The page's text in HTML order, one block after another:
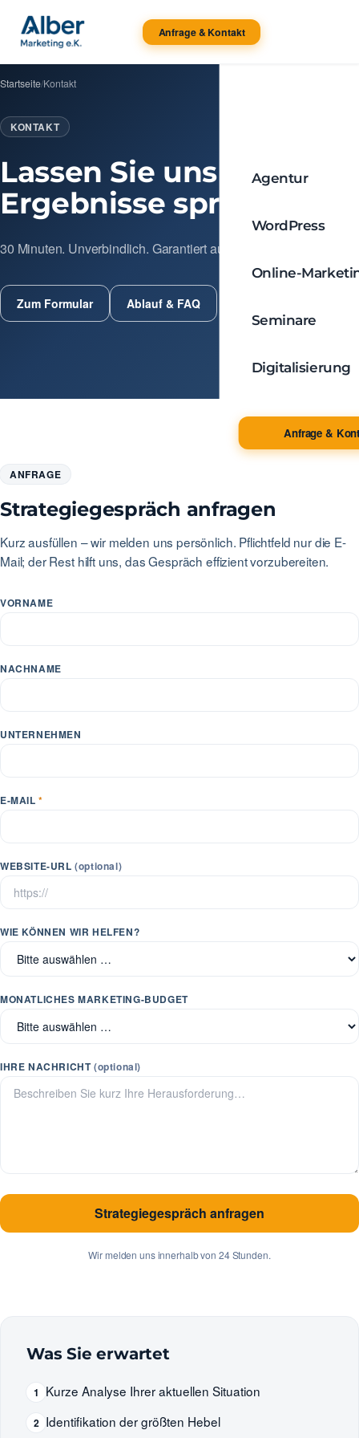
Anfrage & Kontakt
Agentur
WordPress
Online-
Seminare
Digitalisierung
Anfrage &
Startseite/Kontakt
KONTAKT
Lassen Sie uns über
Ergebnisse sprechen.
30 Minuten. Unverbindlich. Garantiert aufschlussreich.
Zum Formular Ablauf & FAQ
ANFRAGE
Strategiegespräch anfragen
Kurz ausfüllen – wir melden uns persönlich. Pflichtfeld nur die E-
Mail; der Rest hilft uns, das Gespräch effizient vorzubereiten.
VORNAME
NACHNAME
UNTERNEHMEN
E-MAIL*
WEBSITE-URL(optional)
WIE KÖNNEN WIR HELFEN?
MONATLICHES MARKETING-BUDGET
IHRE NACHRICHT(optional)
Strategiegespräch anfragen
Wir melden uns innerhalb von 24 Stunden.
Was Sie erwartet
1 Kurze Analyse Ihrer aktuellen Situation
2 Identifikation der größten Hebel